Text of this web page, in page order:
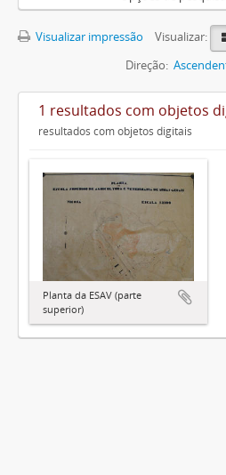
Visualizar impressão
Visualizar:
Direção:
1 resultados com objetos
resultados com objetos digitais
Planta da ESAV (parte
superior)